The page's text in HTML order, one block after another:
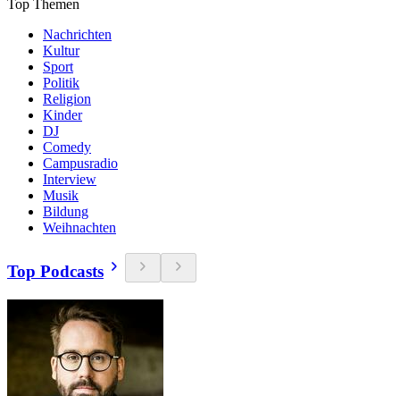
Top Themen
Nachrichten
Kultur
Sport
Politik
Religion
Kinder
DJ
Comedy
Campusradio
Interview
Musik
Bildung
Weihnachten
Top Podcasts